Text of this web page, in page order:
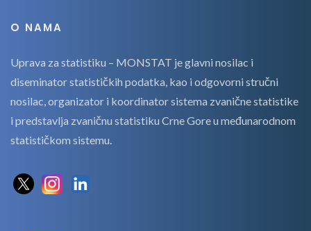
O NAMA
Uprava za statistiku – MONSTAT je glavni nosilac i
diseminator statističkih podatka, kao i odgovorni stručni
nosilac, organizator i koordinator sistema zvanične statistike
i predstavlja zvaničnu statistiku Crne Gore u međunarodnom
statističkom sistemu.